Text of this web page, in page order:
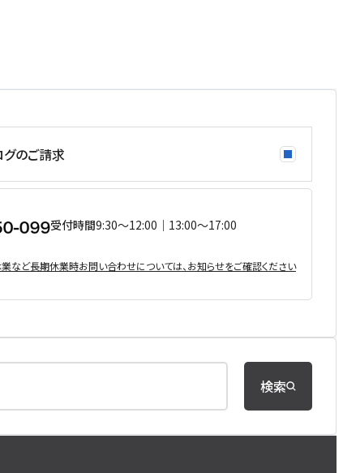
グのご請求
受付時間9:30〜12:00｜13:00〜17:00
業など⻑期休業時お問い合わせについては、お知らせをご確認ください
検索